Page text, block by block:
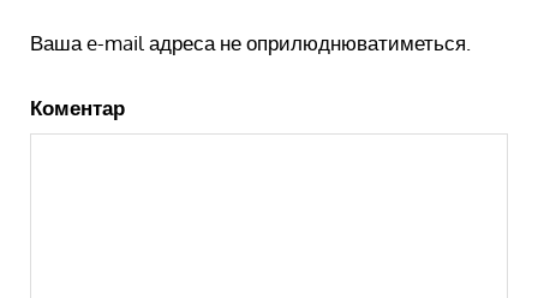
Ваша e-mail адреса не оприлюднюватиметься.
Коментар